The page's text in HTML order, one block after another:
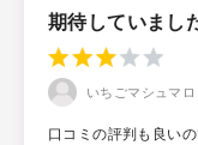
期待していまし
いちごマシュマロ
口コミの評判も良い